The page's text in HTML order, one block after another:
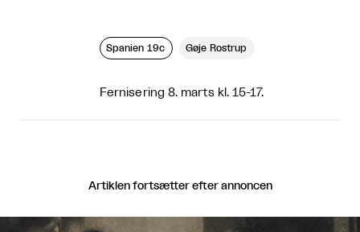
Spanien 19c Gøje Rostrup
Fernisering 8. marts kl. 15-17.
Artiklen fortsætter efter annoncen